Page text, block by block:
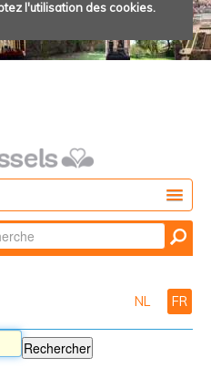
l'utilisation des cookies.
par
NL FR